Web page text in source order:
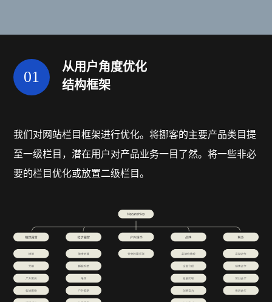
01
从用户角度优化
结构框架
我们对网站栏目框架进行优化。将挪客的主要产品类目提
至一级栏目，潜在用户对产品业务一目了然。将一些非必
要的栏目优化或放置二级栏目。